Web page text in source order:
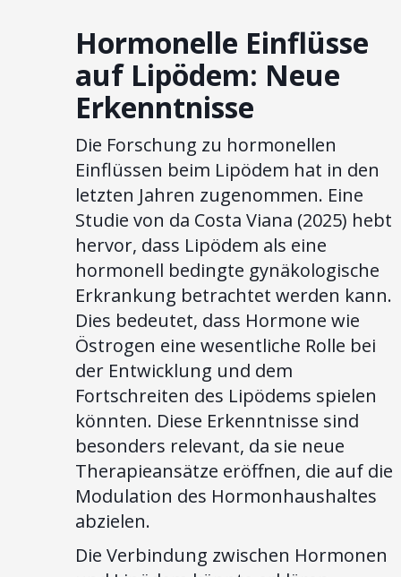
Hormonelle Einflüsse
auf Lipödem: Neue
Erkenntnisse
Die Forschung zu hormonellen
Einflüssen beim Lipödem hat in den
letzten Jahren zugenommen. Eine
Studie von da Costa Viana (2025) hebt
hervor, dass Lipödem als eine
hormonell bedingte gynäkologische
Erkrankung betrachtet werden kann.
Dies bedeutet, dass Hormone wie
Östrogen eine wesentliche Rolle bei
der Entwicklung und dem
Fortschreiten des Lipödems spielen
könnten. Diese Erkenntnisse sind
besonders relevant, da sie neue
Therapieansätze eröffnen, die auf die
Modulation des Hormonhaushaltes
abzielen.
Die Verbindung zwischen Hormonen